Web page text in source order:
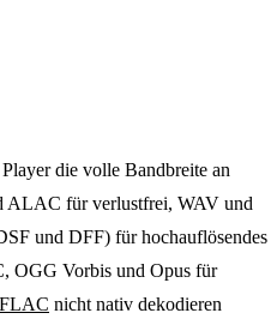
die volle Bandbreite an
ALAC für verlustfrei, WAV und
und DFF) für hochauflösendes
OGG Vorbis und Opus für
FLAC nicht nativ dekodieren